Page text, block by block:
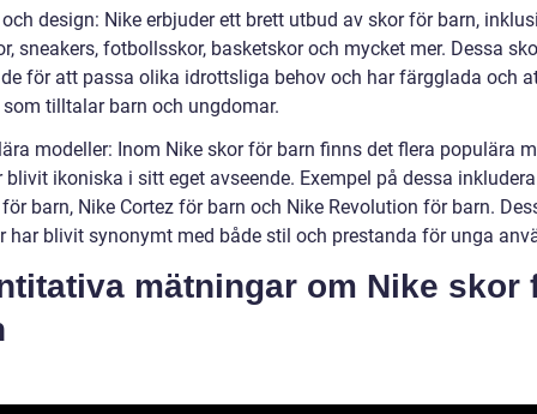
design: Nike erbjuder ett brett utbud av skor för barn,
sneakers, fotbollsskor, basketskor och mycket mer. Dessa
för att passa olika idrottsliga behov och har färgglada och
tilltalar barn och ungdomar.
modeller: Inom Nike skor för barn finns det flera populära
blivit ikoniska i sitt eget avseende. Exempel på dessa
barn, Nike Cortez för barn och Nike Revolution för barn.
har blivit synonymt med både stil och prestanda för unga
mätningar om Nike skor